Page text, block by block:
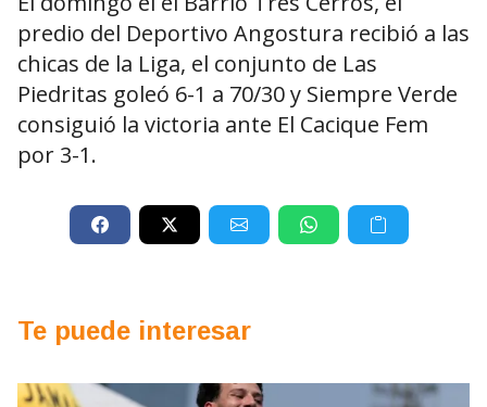
predio del Deportivo Angostura recibió a las
chicas de la Liga, el conjunto de Las
Piedritas goleó 6-1 a 70/30 y Siempre Verde
consiguió la victoria ante El Cacique Fem
por 3-1.
Te puede interesar